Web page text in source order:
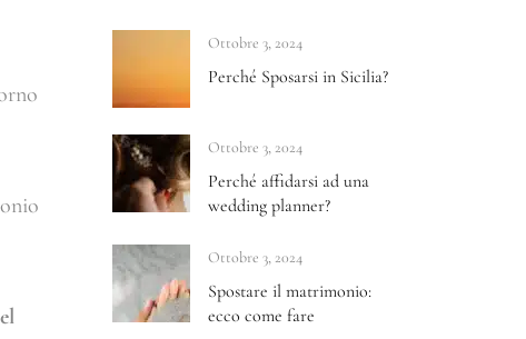
Ottobre 3, 2024
Perché Sposarsi in Sicilia?
Ottobre 3, 2024
Perché affidarsi ad una
wedding planner?
Ottobre 3, 2024
Spostare il matrimonio:
ecco come fare